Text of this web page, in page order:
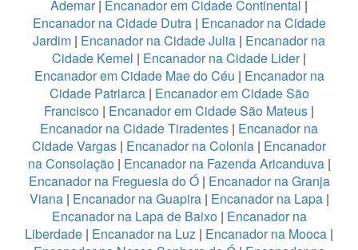
Ademar| Encanador em Cidade Continental |
Encanador na Cidade Dutra | Encanador na Cidade
Jardim | Encanador na Cidade Julia | Encanador na
Cidade Kemel | Encanador na Cidade Lider|
Encanador em Cidade Mae do Céu | Encanador na
Cidade Patriarca| Encanador em Cidade São
Francisco | Encanador em Cidade São Mateus |
Encanador na Cidade Tiradentes | Encanador na
Cidade Vargas | Encanador na Colonia | Encanador
na Consolação | Encanador na Fazenda Aricanduva|
Encanador na Freguesia do Ó| Encanador na Granja
Viana| Encanador na Guapira| Encanador na Lapa|
Encanador na Lapa de Baixo | Encanador na
Liberdade | Encanador na Luz | Encanador na Mooca |